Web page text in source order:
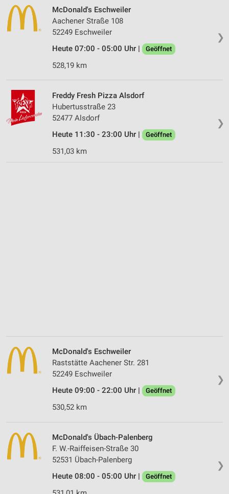
❯
McDonald's Eschweiler
Aachener Straße 108
52249 Eschweiler
Heute 07:00 - 05:00 Uhr |
Geöffnet
528,19 km
❯
Freddy Fresh Pizza Alsdorf
Hubertusstraße 23
52477 Alsdorf
Heute 11:30 - 23:00 Uhr |
Geöffnet
531,03 km
❯
McDonald's Eschweiler
Raststätte Aachener Str. 281
52249 Eschweiler
Heute 09:00 - 22:00 Uhr |
Geöffnet
530,52 km
❯
McDonald's Übach-Palenberg
F. W.-Raiffeisen-Straße 30
52531 Übach-Palenberg
Heute 08:00 - 05:00 Uhr |
Geöffnet